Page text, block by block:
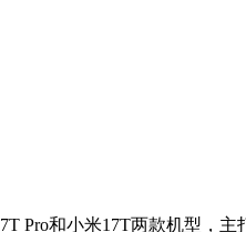
Pro和小米17T两款机型，